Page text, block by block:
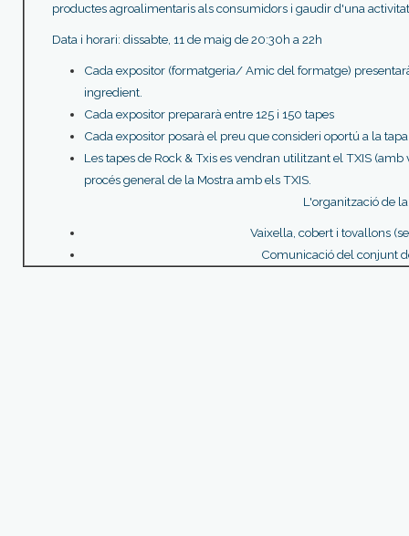
productes agroalimentaris als consumidors i gaudir d'una
Data i horari: dissabte, 11 de maig de 20:30h a 22h
Cada expositor (formatgeria/ Amic del formatge)
ingredient.
Cada expositor prepararà entre 125 i 150 tapes
Cada expositor posarà el preu que consideri oportú a la
Les tapes de Rock & Txis es vendran utilitzant el TXIS
procés general de la Mostra amb els TXIS.
L'organització de
Vaixella, cobert i tovallons
Comunicació del conjunt